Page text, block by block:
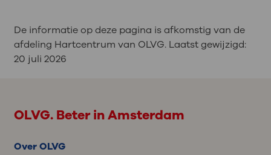
De informatie op deze pagina is afkomstig van de
afdeling Hartcentrum van OLVG. Laatst gewijzigd:
20 juli 2026
OLVG. Beter in Amsterdam
Over OLVG